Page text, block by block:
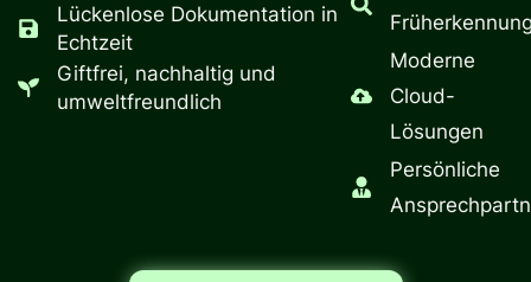
Lückenlose Dokumentation in
Echtzeit
Giftfrei, nachhaltig und
umweltfreundlich
Moderne
Cloud-
Lösungen
Persönliche